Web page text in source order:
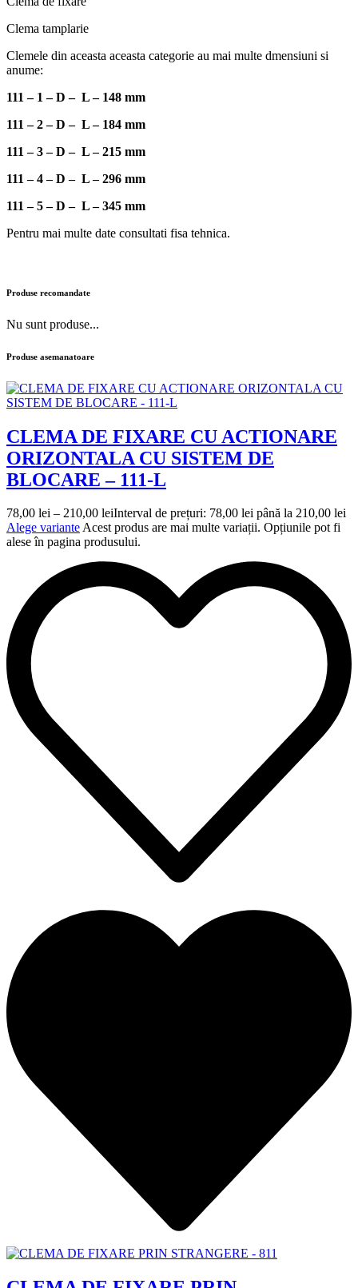
Clema tamplarie
Clemele din aceasta aceasta categorie au mai multe dmensiuni si
anume:
111 – 1 – D – L – 148 mm
111 – 2 – D – L – 184 mm
111 – 3 – D – L – 215 mm
111 – 4 – D – L – 296 mm
111 – 5 – D – L – 345 mm
Pentru mai multe date consultati fisa tehnica.
Produse recomandate
Nu sunt produse...
Produse asemanatoare
CLEMA DE FIXARE CU ACTIONARE
ORIZONTALA CU SISTEM DE
BLOCARE – 111-L
78,00 lei – 210,00 leiInterval de prețuri: 78,00 lei până la 210,00 lei
Alege varianteAcest produs are mai multe variații. Opțiunile pot fi
alese în pagina produsului.